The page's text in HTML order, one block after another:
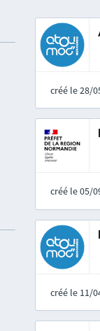
créé le 28/
créé le 05/
créé le 11/